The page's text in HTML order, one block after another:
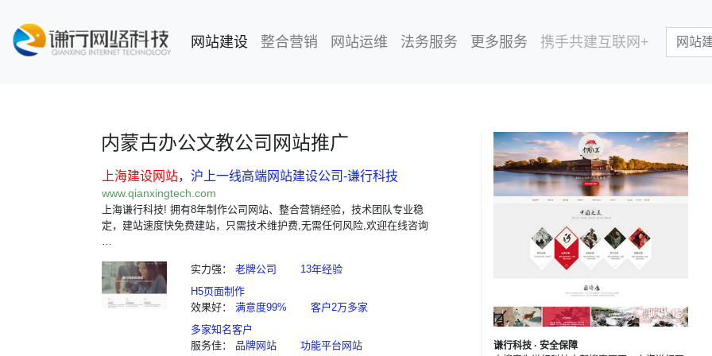
网站建设 (current)
整合营销 网站运维 法务服务 更多服务 携手共建互联网+
内蒙古办公文教公司网站推广
上海建设网站，沪上一线高端网站建设公司-谦行科技
www.qianxingtech.com
上海谦行科技! 拥有8年制作公司网站、整合营销经验，技术团队专业稳
定，建站速度快免费建站，只需技术维护费,无需任何风险,欢迎在线咨询
…
实力强： 老牌公司
13年经验
H5页面制作
效果好：
满意度99%
客户2万多家
多家知名客户
服务佳：
品牌网站 功能平台网站
谦行科技 · 安全保障